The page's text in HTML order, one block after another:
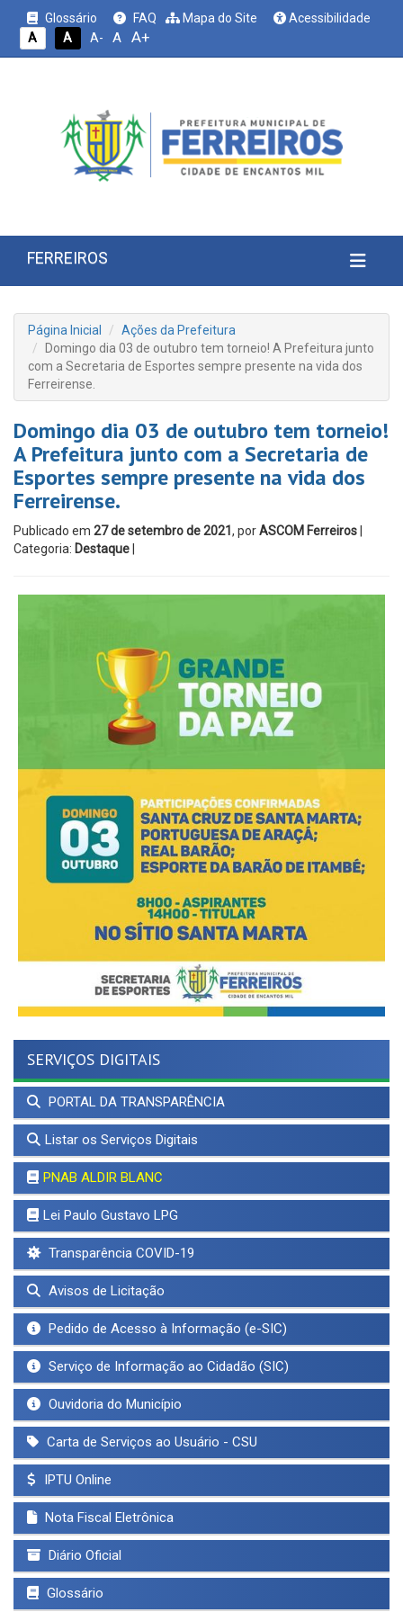
Glossário FAQ Mapa do Site
Acessibilidade
A
A A- A A+
FERREIROS
Página Inicial
Ações da Prefeitura
Domingo dia 03 de outubro tem torneio! A Prefeitura junto
com a Secretaria de Esportes sempre presente na vida dos
Ferreirense.
Domingo dia 03 de outubro tem torneio!
A Prefeitura junto com a Secretaria de
Esportes sempre presente na vida dos
Ferreirense.
Publicado em 27 de setembro de 2021 , porASCOM Ferreiros
Categoria: Destaque
SERVIÇOS DIGITAIS
PORTAL DA TRANSPARÊNCIA
Listar os Serviços Digitais
PNAB ALDIR BLANC
Lei Paulo Gustavo LPG
Transparência COVID-19
Avisos de Licitação
Pedido de Acesso à Informação (e-SIC)
Serviço de Informação ao Cidadão (SIC)
Ouvidoria do Município
Carta de Serviços ao Usuário - CSU
IPTU Online
Nota Fiscal Eletrônica
Diário Oficial
Glossário